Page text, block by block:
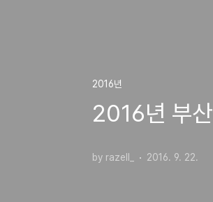
2016년
2016년 부
by razell_ 2016. 9. 22.